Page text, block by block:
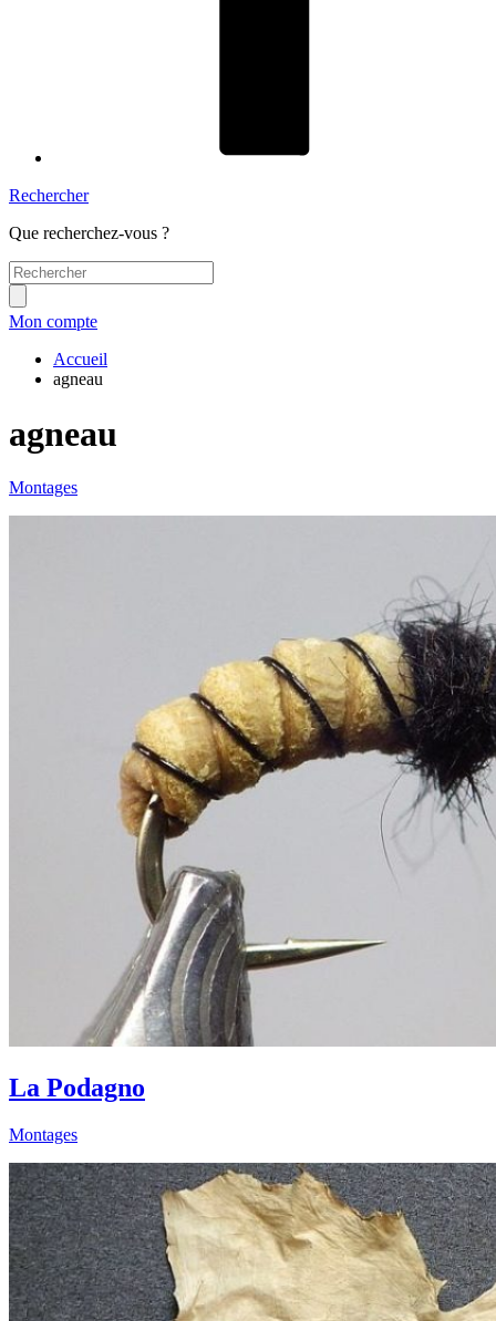
Rechercher
Que recherchez-vous ?
Mon compte
Accueil
agneau
agneau
Montages
La Podagno
Montages